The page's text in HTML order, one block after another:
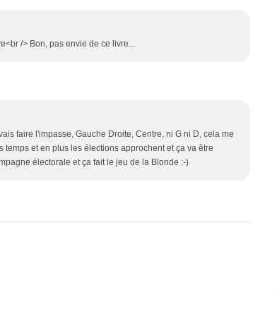
/> Bon, pas envie de ce livre...
faire l'impasse, Gauche Droite, Centre, ni G ni D, cela me
temps et en plus les élections approchent et ça va être
électorale et ça fait le jeu de la Blonde :-)